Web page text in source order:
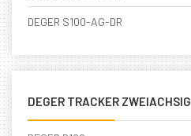
DEGER S100-AG-DR
DEGER TRACKER ZWEIACHSIG